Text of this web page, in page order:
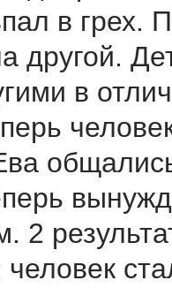
в грех.
другой.
в
2
человек